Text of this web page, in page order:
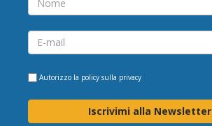
Autorizzo la policy sulla privacy
Iscrivimi alla Newsletter